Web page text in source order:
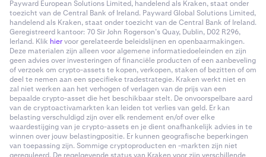
Payward European Solutions Limited, handelend als Kraken, staat onder
toezicht van de Central Bank of Ireland. Payward Global Solutions Limited,
handelend als Kraken, staat onder toezicht van de Central Bank of Ireland.
Geregistreerd kantoor: 70 Sir John Rogerson’s Quay, Dublin, D02 R296,
Ierland. Klik hiervoor gerelateerde beleidslijnen en openbaarmakingen.
Deze materialen zijn alleen voor algemene informatiedoeleinden en zijn
geen advies over investeringen of financiële producten of een aanbeveling
of verzoek om crypto-assets te kopen, verkopen, staken of bezitten of om
deel te nemen aan een specifieke tradestrategie. Kraken werkt niet en
zal niet werken aan het verhogen of verlagen van de prijs van een
bepaalde crypto-asset die het beschikbaar stelt. De onvoorspelbare aard
van de cryptoactivamarkten kan leiden tot verlies van geld. Er kan
belasting verschuldigd zijn over elk rendement en/of over elke
waardestijging van je crypto-assets en je dient onafhankelijk advies in te
winnen over jouw belastingpositie. Er kunnen geografische beperkingen
van toepassing zijn. Sommige cryptoproducten en -markten zijn niet